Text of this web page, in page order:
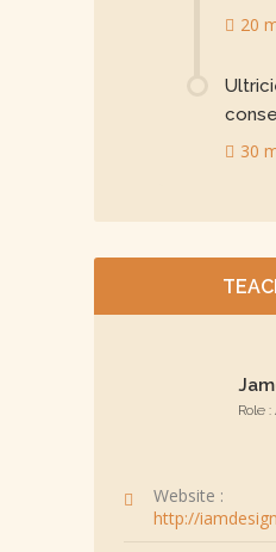
20
30
Role
Website :
http://